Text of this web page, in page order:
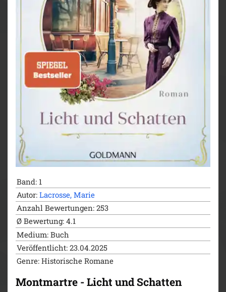
Band: 1
Autor: Lacrosse, Marie
Anzahl Bewertungen: 253
Ø Bewertung: 4.1
Medium: Buch
Veröffentlicht: 23.04.2025
Genre: Historische Romane
Montmartre - Licht und Schatten